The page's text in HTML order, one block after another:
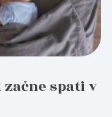
spati v